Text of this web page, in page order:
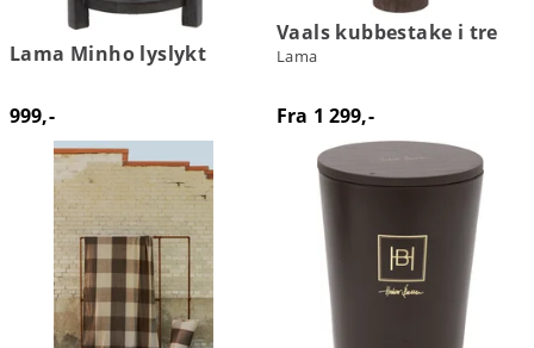
Lama Minho lyslykt
999,-
Vaals kubbestake i tre
Lama
Fra 1 299,-